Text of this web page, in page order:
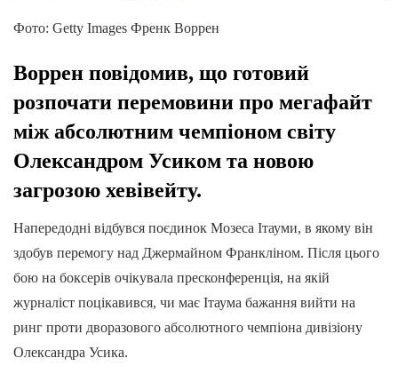
Фото: Getty Images Френк Воррен
Воррен повідомив, що готовий
розпочати перемовини про мегафайт
між абсолютним чемпіоном світу
Олександром Усиком та новою
загрозою хевівейту.
Напередодні відбувся поєдинок Мозеса Ітауми, в якому він
здобув перемогу над Джермайном Франкліном. Після цього
бою на боксерів очікувала пресконференція, на якій
журналіст поцікавився, чи має Ітаума бажання вийти на
ринг проти дворазового абсолютного чемпіона дивізіону
Олександра Усика.